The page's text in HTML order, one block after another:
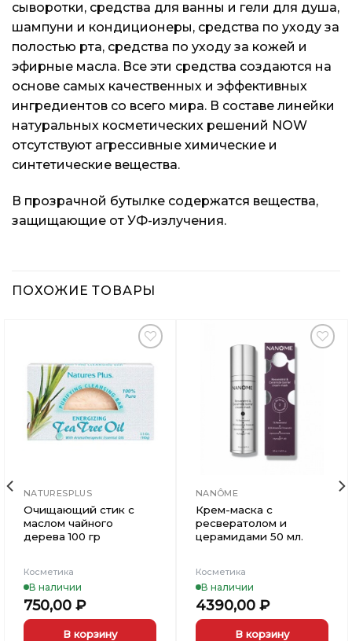
сыворотки, средства для ванны и гели для душа,
шампуни и кондиционеры, средства по уходу за
полостью рта, средства по уходу за кожей и
эфирные масла. Все эти средства создаются на
основе самых качественных и эффективных
ингредиентов со всего мира. В составе линейки
натуральных косметических решений NOW
отсутствуют агрессивные химические и
синтетические вещества.
В прозрачной бутылке содержатся вещества,
защищающие от УФ-излучения.
ПОХОЖИЕ ТОВАРЫ
Вишлист
NATURESPLUS
Очищающий стик с
маслом чайного
дерева 100 гр
Косметика
В наличии
750,00 ₽
В корзину
Добавить
Вишлист
NANÔME
Крем-маска с
ресвератолом и
церамидами 50 мл.
Косметика
В наличии
4390,00 ₽
В корзину